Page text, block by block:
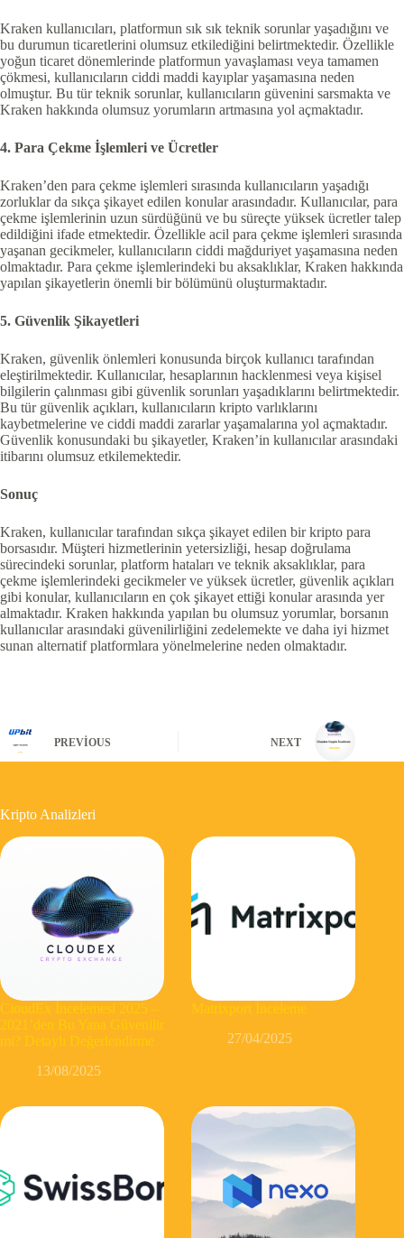
Kraken kullanıcıları, platformun sık sık teknik sorunlar yaşadığını ve
bu durumun ticaretlerini olumsuz etkilediğini belirtmektedir. Özellikle
yoğun ticaret dönemlerinde platformun yavaşlaması veya tamamen
çökmesi, kullanıcıların ciddi maddi kayıplar yaşamasına neden
olmuştur. Bu tür teknik sorunlar, kullanıcıların güvenini sarsmakta ve
Kraken hakkında olumsuz yorumların artmasına yol açmaktadır.
4. Para Çekme İşlemleri ve Ücretler
Kraken’den para çekme işlemleri sırasında kullanıcıların yaşadığı
zorluklar da sıkça şikayet edilen konular arasındadır. Kullanıcılar, para
çekme işlemlerinin uzun sürdüğünü ve bu süreçte yüksek ücretler talep
edildiğini ifade etmektedir. Özellikle acil para çekme işlemleri sırasında
yaşanan gecikmeler, kullanıcıların ciddi mağduriyet yaşamasına neden
olmaktadır. Para çekme işlemlerindeki bu aksaklıklar, Kraken hakkında
yapılan şikayetlerin önemli bir bölümünü oluşturmaktadır.
5. Güvenlik Şikayetleri
Kraken, güvenlik önlemleri konusunda birçok kullanıcı tarafından
eleştirilmektedir. Kullanıcılar, hesaplarının hacklenmesi veya kişisel
bilgilerin çalınması gibi güvenlik sorunları yaşadıklarını belirtmektedir.
Bu tür güvenlik açıkları, kullanıcıların kripto varlıklarını
kaybetmelerine ve ciddi maddi zararlar yaşamalarına yol açmaktadır.
Güvenlik konusundaki bu şikayetler, Kraken’in kullanıcılar arasındaki
itibarını olumsuz etkilemektedir.
Sonuç
Kraken, kullanıcılar tarafından sıkça şikayet edilen bir kripto para
borsasıdır. Müşteri hizmetlerinin yetersizliği, hesap doğrulama
sürecindeki sorunlar, platform hataları ve teknik aksaklıklar, para
çekme işlemlerindeki gecikmeler ve yüksek ücretler, güvenlik açıkları
gibi konular, kullanıcıların en çok şikayet ettiği konular arasında yer
almaktadır. Kraken hakkında yapılan bu olumsuz yorumlar, borsanın
kullanıcılar arasındaki güvenilirliğini zedelemekte ve daha iyi hizmet
sunan alternatif platformlara yönelmelerine neden olmaktadır.
PREVIOUS NEXT
Kripto Analizleri
CloudEx İncelemesi 2025 –
2021’den Bu Yana Güvenilir
mi? Detaylı Değerlendirme
13/08/2025
Matrixport İnceleme
27/04/2025